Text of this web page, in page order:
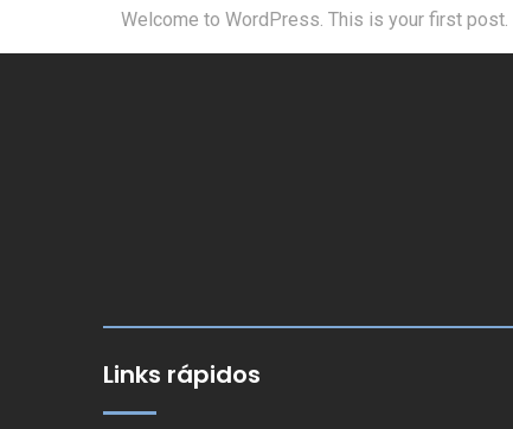
Welcome to WordPress. This is your first
Links rápidos